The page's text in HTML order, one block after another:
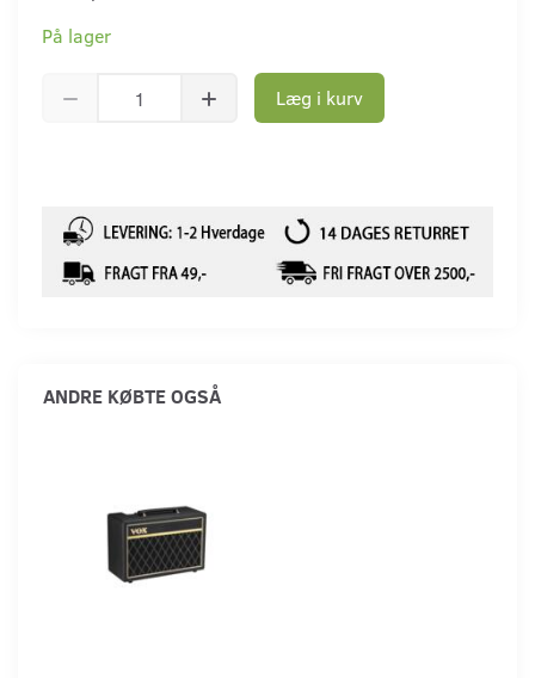
På lager
Læg i kurv
ANDRE KØBTE OGSÅ